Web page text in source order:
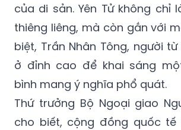
của di sản. Yên Tử không chỉ
thiêng liêng, mà còn gắn với
biệt, Trần Nhân Tông, người
ở đỉnh cao để khai sáng
bình mang ý nghĩa phổ quát.
Thứ trưởng Bộ Ngoại giao
cho biết, cộng đồng quốc